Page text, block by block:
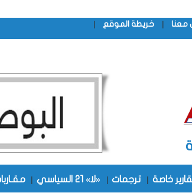
معنا | خريطة الموقع |
خاصة | ترجمات | «لا» 21 السياسي |